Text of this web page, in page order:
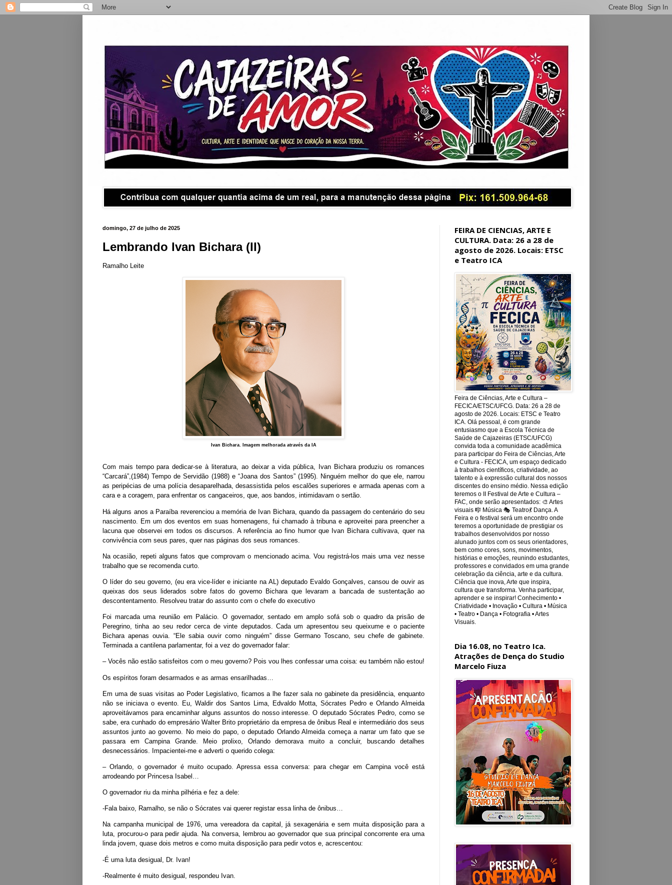
domingo, 27 de julho de 2025
Lembrando Ivan Bichara (II)
Ramalho Leite
Ivan Bichara. Imagem melhorada através da IA
Com mais tempo para dedicar-se à literatura, ao deixar a vida pública, Ivan Bichara produziu os romances
“Carcará”,(1984) Tempo de Servidão (1988) e “Joana dos Santos” (1995). Ninguém melhor do que ele, narrou
as peripécias de uma polícia desaparelhada, desassistida pelos escalões superiores e armada apenas com a
cara e a coragem, para enfrentar os cangaceiros, que, aos bandos, intimidavam o sertão.
Há alguns anos a Paraíba reverenciou a memória de Ivan Bichara, quando da passagem do centenário do seu
nascimento. Em um dos eventos em suas homenagens, fui chamado à tribuna e aproveitei para preencher a
lacuna que observei em todos os discursos. A referência ao fino humor que Ivan Bichara cultivava, quer na
convivência com seus pares, quer nas páginas dos seus romances.
Na ocasião, repeti alguns fatos que comprovam o mencionado acima. Vou registrá-los mais uma vez nesse
trabalho que se recomenda curto.
O líder do seu governo, (eu era vice-líder e iniciante na AL) deputado Evaldo Gonçalves, cansou de ouvir as
queixas dos seus liderados sobre fatos do governo Bichara que levaram a bancada de sustentação ao
descontentamento. Resolveu tratar do assunto com o chefe do executivo
Foi marcada uma reunião em Palácio. O governador, sentado em amplo sofá sob o quadro da prisão de
Peregrino, tinha ao seu redor cerca de vinte deputados. Cada um apresentou seu queixume e o paciente
Bichara apenas ouvia. “Ele sabia ouvir como ninguém” disse Germano Toscano, seu chefe de gabinete.
Terminada a cantilena parlamentar, foi a vez do governador falar:
– Vocês não estão satisfeitos com o meu governo? Pois vou lhes confessar uma coisa: eu também não estou!
Os espíritos foram desarmados e as armas ensarilhadas…
Em uma de suas visitas ao Poder Legislativo, ficamos a lhe fazer sala no gabinete da presidência, enquanto
não se iniciava o evento. Eu, Waldir dos Santos Lima, Edvaldo Motta, Sócrates Pedro e Orlando Almeida
aproveitávamos para encaminhar alguns assuntos do nosso interesse. O deputado Sócrates Pedro, como se
sabe, era cunhado do empresário Walter Brito proprietário da empresa de ônibus Real e intermediário dos seus
assuntos junto ao governo. No meio do papo, o deputado Orlando Almeida começa a narrar um fato que se
passara em Campina Grande. Meio prolixo, Orlando demorava muito a concluir, buscando detalhes
desnecessários. Impacientei-me e adverti o querido colega:
– Orlando, o governador é muito ocupado. Apressa essa conversa: para chegar em Campina você está
arrodeando por Princesa Isabel…
O governador riu da minha pilhéria e fez a dele:
-Fala baixo, Ramalho, se não o Sócrates vai querer registar essa linha de ônibus…
Na campanha municipal de 1976, uma vereadora da capital, já sexagenária e sem muita disposição para a
luta, procurou-o para pedir ajuda. Na conversa, lembrou ao governador que sua principal concorrente era uma
linda jovem, quase dois metros e como muita disposição para pedir votos e, acrescentou:
-É uma luta desigual, Dr. Ivan!
-Realmente é muito desigual, respondeu Ivan.
FEIRA DE CIENCIAS, ARTE E
CULTURA. Data: 26 a 28 de
agosto de 2026. Locais: ETSC
e Teatro ICA
Feira de Ciências, Arte e Cultura –
FECICA/ETSC/UFCG. Data: 26 a 28 de
agosto de 2026. Locais: ETSC e Teatro
ICA. Olá pessoal, é com grande
entusiasmo que a Escola Técnica de
Saúde de Cajazeiras (ETSC/UFCG)
convida toda a comunidade acadêmica
para participar do Feira de Ciências, Arte
e Cultura - FECICA, um espaço dedicado
à trabalhos científicos, criatividade, ao
talento e à expressão cultural dos nossos
discentes do ensino médio. Nessa edição
teremos o II Festival de Arte e Cultura –
FAC, onde serão apresentados: 🎨 Artes
visuais 🎼 Música 🎭 Teatro💃 Dança. A
Feira e o festival será um encontro onde
teremos a oportunidade de prestigiar os
trabalhos desenvolvidos por nosso
alunado juntos com os seus orientadores,
bem como cores, sons, movimentos,
histórias e emoções, reunindo estudantes,
professores e convidados em uma grande
celebração da ciência, arte e da cultura.
Ciência que inova, Arte que inspira,
cultura que transforma. Venha participar,
aprender e se inspirar! Conhecimento •
Criatividade • Inovação • Cultura • Música
• Teatro • Dança • Fotografia • Artes
Visuais.
Dia 16.08, no Teatro Ica.
Atrações de Dença do Studio
Marcelo Fiuza